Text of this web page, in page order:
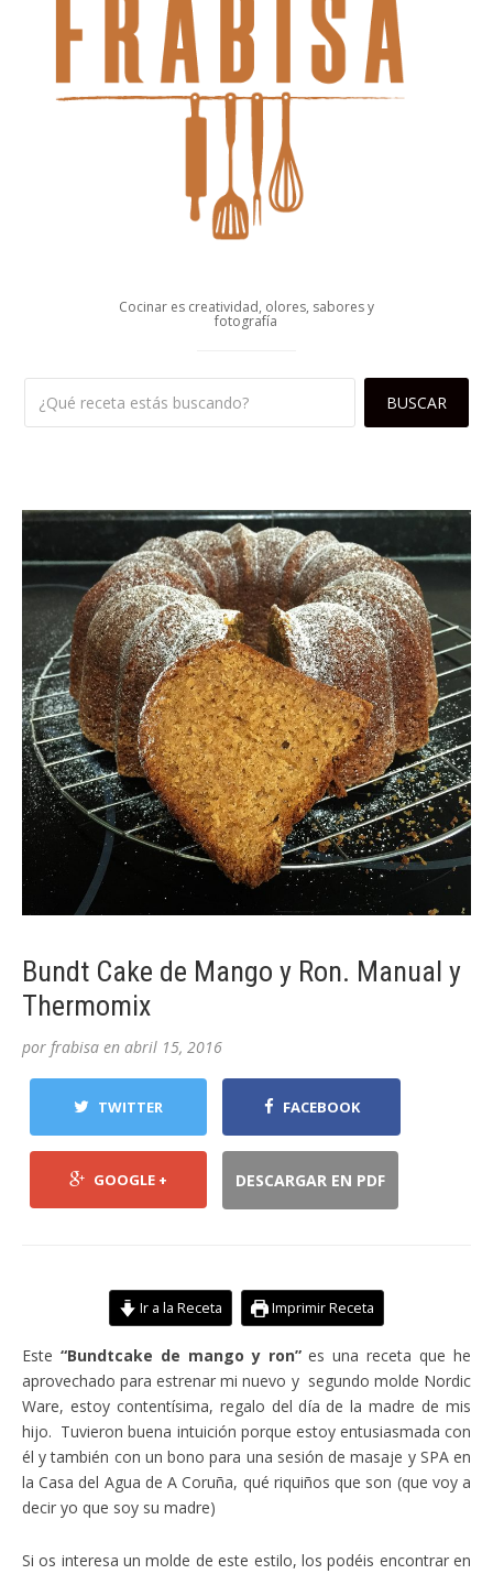
Cocinar es creatividad, olores, sabores y
fotografía
Bundt Cake de Mango y Ron. Manual y
Thermomix
por frabisa en abril 15, 2016
TWITTER FACEBOOK
GOOGLE + DESCARGAR EN PDF
Ir a la Receta Imprimir Receta
Este “Bundtcake de mango y ron”es una receta que he
aprovechado para estrenar mi nuevo y segundo molde Nordic
Ware, estoy contentísima, regalo del día de la madre de mis
hijo. Tuvieron buena intuición porque estoy entusiasmada con
él y también con un bono para una sesión de masaje y SPA en
la Casa del Agua de A Coruña, qué riquiños que son (que voy a
decir yo que soy su madre)
Si os interesa un molde de este estilo, los podéis encontrar en